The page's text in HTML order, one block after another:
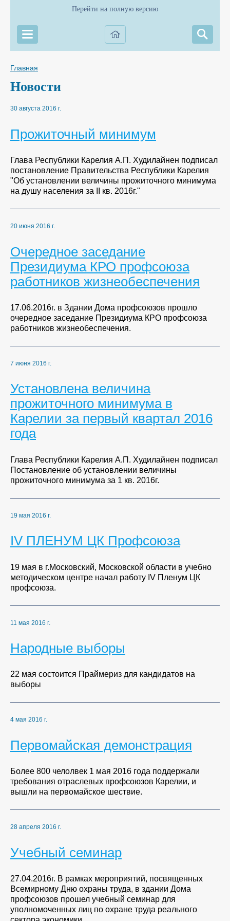
Перейти на полную версию
Главная
Новости
30 августа 2016 г.
Прожиточный минимум
Глава Республики Карелия А.П. Худилайнен подписал
постановление Правительства Республики Карелия
"Об установлении величины прожиточного минимума
на душу населения за II кв. 2016г."
20 июня 2016 г.
Очередное заседание
Президиума КРО профсоюза
работников жизнеобеспечения
17.06.2016г. в Здании Дома профсоюзов прошло
очередное заседание Президиума КРО профсоюза
работников жизнеобеспечения.
7 июня 2016 г.
Установлена величина
прожиточного минимума в
Карелии за первый квартал 2016
года
Глава Республики Карелия А.П. Худилайнен подписал
Постановление об установлении величины
прожиточного минимума за 1 кв. 2016г.
19 мая 2016 г.
IV ПЛЕНУМ ЦК Профсоюза
19 мая в г.Московский, Московской области в учебно
методическом центре начал работу IV Пленум ЦК
профсоюза.
11 мая 2016 г.
Народные выборы
22 мая состоится Праймериз для кандидатов на
выборы
4 мая 2016 г.
Первомайская демонстрация
Более 800 челолвек 1 мая 2016 года поддержали
требования отраслевых профсоюзов Карелии, и
вышли на первомайское шествие.
28 апреля 2016 г.
Учебный семинар
27.04.2016г. В рамках мероприятий, посвященных
Всемирному Дню охраны труда, в здании Дома
профсоюзов прошел учебный семинар для
уполномоченных лиц по охране труда реального